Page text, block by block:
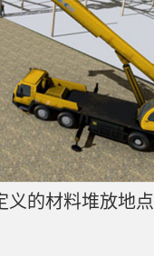
义的材料堆放地点